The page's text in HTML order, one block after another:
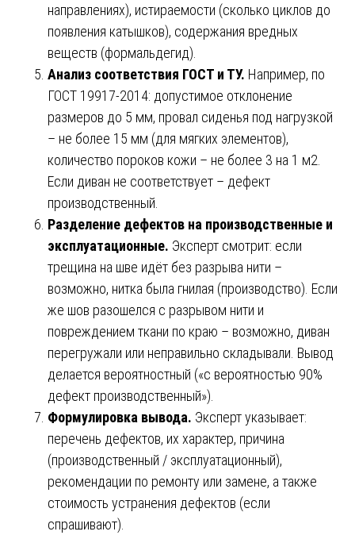
направлениях), истираемости (сколько циклов до
появления катышков), содержания вредных
веществ (формальдегид).
Анализ соответствия ГОСТ и ТУ. Например, по
ГОСТ 19917-2014: допустимое отклонение
размеров до 5 мм, провал сиденья под нагрузкой
– не более 15 мм (для мягких элементов),
количество пороков кожи – не более 3 на 1 м2.
Если диван не соответствует – дефект
производственный.
Разделение дефектов на производственные и
эксплуатационные. Эксперт смотрит: если
трещина на шве идёт без разрыва нити –
возможно, нитка была гнилая (производство). Если
же шов разошелся с разрывом нити и
повреждением ткани по краю – возможно, диван
перегружали или неправильно складывали. Вывод
делается вероятностный («с вероятностью 90%
дефект производственный»).
Формулировка вывода. Эксперт указывает:
перечень дефектов, их характер, причина
(производственный / эксплуатационный),
рекомендации по ремонту или замене, а также
стоимость устранения дефектов (если
спрашивают).